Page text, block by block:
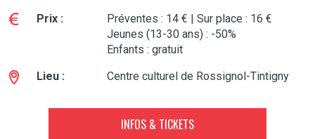
Prix :
Préventes : 14 € | Sur place : 16 €
Jeunes (13-30 ans) : -50%
Enfants : gratuit
Lieu :
Centre culturel de Rossignol-Tintigny
INFOS & TICKETS